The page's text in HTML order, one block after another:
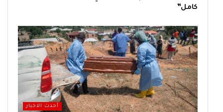
كامل”
أحدث الاخبار